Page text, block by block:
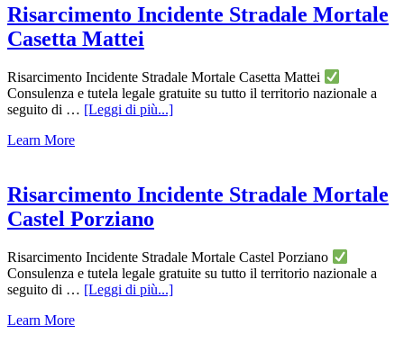
Boccone
Risarcimento Incidente Stradale Mortale
Casetta Mattei
Risarcimento Incidente Stradale Mortale Casetta Mattei
Consulenza e tutela legale gratuite su tutto il territorio nazionale a
seguito di … [Leggi di più...]infoRisarcimento
Mattei
Learn More
Risarcimento Incidente Stradale Mortale
Castel Porziano
Risarcimento Incidente Stradale Mortale Castel Porziano
Consulenza e tutela legale gratuite su tutto il territorio nazionale a
seguito di … [Leggi di più...]infoRisarcimento
Learn More